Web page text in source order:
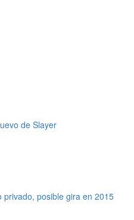
de Slayer
posible gira en 2015